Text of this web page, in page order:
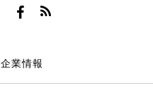
企業情報